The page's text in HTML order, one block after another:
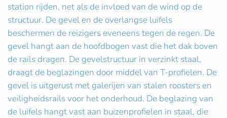
station rijden, net als de invloed van de wind op de
structuur. De gevel en de overlangse luifels
beschermen de reizigers eveneens tegen de regen. De
gevel hangt aan de hoofdbogen vast die het dak boven
de rails dragen. De gevelstructuur in verzinkt staal,
draagt de beglazingen door middel van T-profielen. De
gevel is uitgerust met galerijen van stalen roosters en
veiligheidsrails voor het onderhoud. De beglazing van
de luifels hangt vast aan buizenprofielen in staal, die